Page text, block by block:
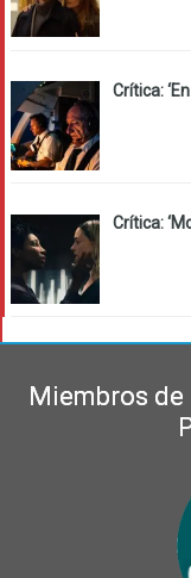
Crítica:
Crítica:
Miembros